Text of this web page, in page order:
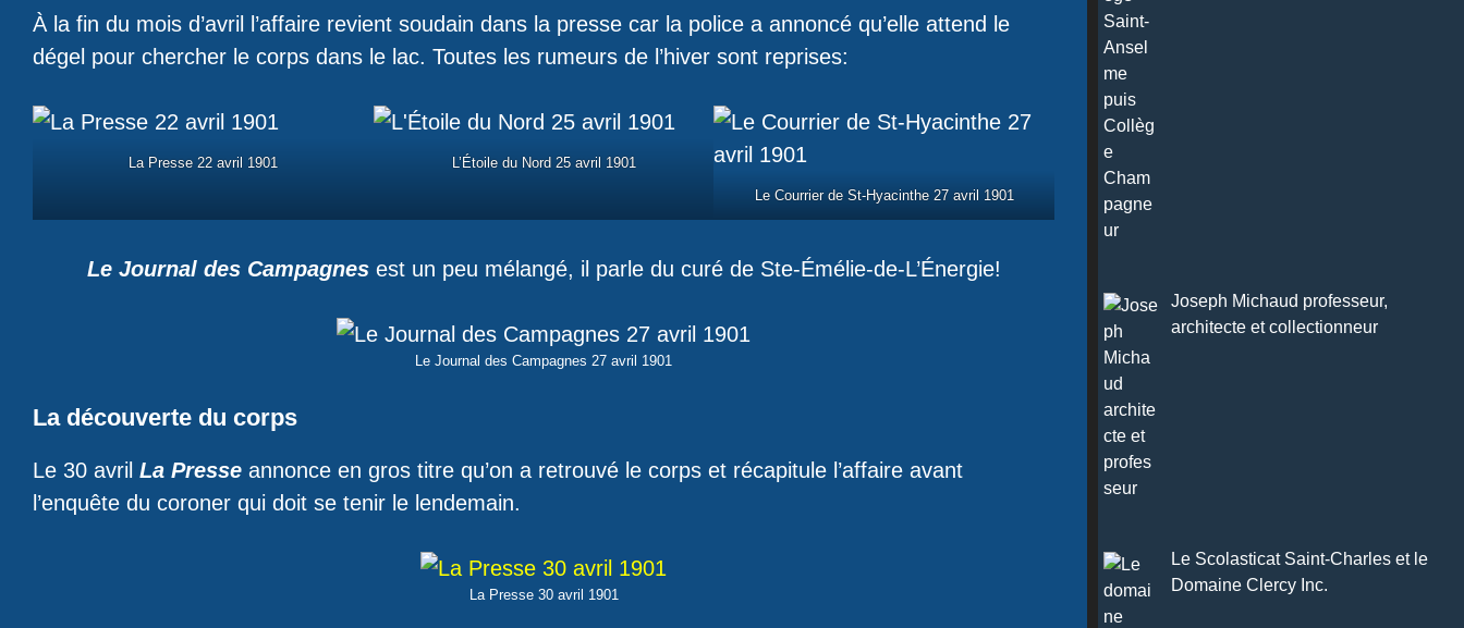
À la fin du mois d’avril l’affaire revient soudain dans la presse car la police a annoncé qu’elle attend le
dégel pour chercher le corps dans le lac. Toutes les rumeurs de l’hiver sont reprises:
La Presse 22 avril 1901
L’Étoile du Nord 25 avril 1901
Le Courrier de St-Hyacinthe 27 avril 1901
Le Journal des Campagnesest un peu mélangé, il parle du curé de Ste-Émélie-de-L’Énergie!
Le Journal des Campagnes 27 avril 1901
La découverte du corps
Le 30 avril La Presse annonce en gros titre qu’on a retrouvé le corps et récapitule l’affaire avant
l’enquête du coroner qui doit se tenir le lendemain.
La Presse 30 avril 1901
Joseph Michaud professeur,
architecte et collectionneur
Le Scolasticat Saint-Charles et le
Domaine Clercy Inc.